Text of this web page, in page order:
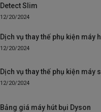
Detect Slim
12/20/2024
Dịch vụ thay thế phụ kiện máy
12/20/2024
Dịch vụ thay thế phụ kiện máy
12/20/2024
Bảng giá máy hút bụi Dyson